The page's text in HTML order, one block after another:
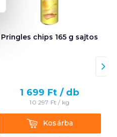
Pringles chips 165 g sajtos
1 699 Ft / db
10 297 Ft / kg
KosárbaKosárba